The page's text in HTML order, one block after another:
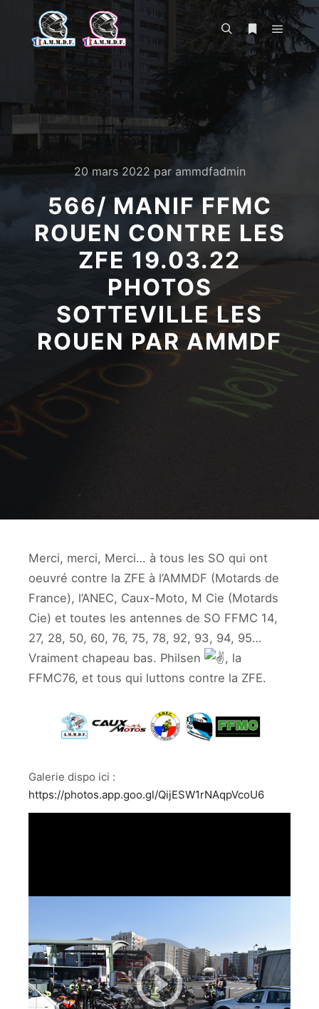
RechercherPlus d’infos
Menu
20 mars 2022 par ammdfadmin
566/ MANIF FFMC
ROUEN CONTRE LES
ZFE 19.03.22
PHOTOS
SOTTEVILLE LES
ROUEN PAR AMMDF
Merci, merci, Merci… à tous les SO qui ont
oeuvré contre la ZFE à l’AMMDF (Motards de
France), l’ANEC, Caux-Moto, M Cie (Motards
Cie) et toutes les antennes de SO FFMC 14,
27, 28, 50, 60, 76, 75, 78, 92, 93, 94, 95…
Vraiment chapeau bas. Philsen
, la
FFMC76, et tous qui luttons contre la ZFE.
Galerie dispo ici :
https://photos.app.goo.gl/QijESW1rNAqpVcoU6